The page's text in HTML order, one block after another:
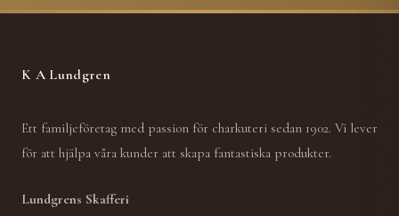
K A Lundgren
Ett familjeföretag med passion för charkuteri sedan 1902. Vi lever
för att hjälpa våra kunder att skapa fantastiska produkter.
Lundgrens Skafferi